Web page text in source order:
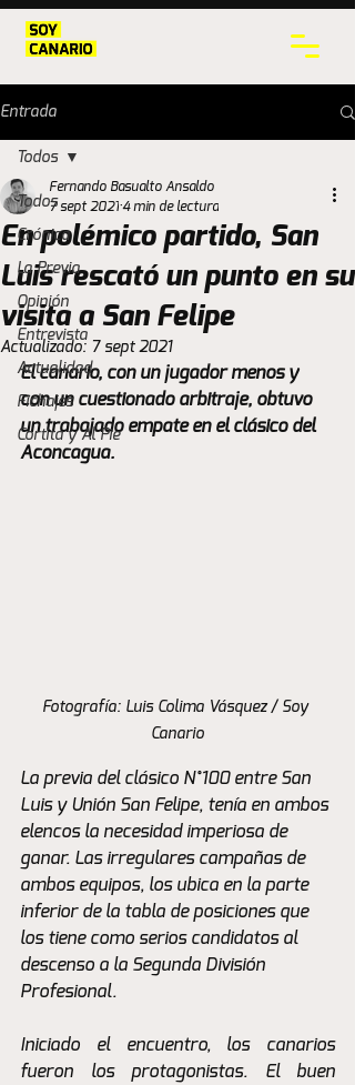
Entrada
Todos
Crónica
La Previa
Opinión
Entrevista
Actualidad
Fichajes
Cortita y Al Pie
Todos
En polémico partido, San
Luis rescató un punto en su
visita a San Felipe
Fernando Basualto Ansaldo
7 sept 2021 4 min de lectura
Actualizado: 7 sept 2021
El canario, con un jugador menos y
con un cuestionado arbitraje, obtuvo
un trabajado empate en el clásico del
Aconcagua.
Fotografía: Luis Colima Vásquez / Soy
Canario
La previa del clásico N°100 entre San
Luis y Unión San Felipe, tenía en ambos
elencos la necesidad imperiosa de
ganar. Las irregulares campañas de
ambos equipos, los ubica en la parte
inferior de la tabla de posiciones que
los tiene como serios candidatos al
descenso a la Segunda División
Profesional.
Iniciado el encuentro, los canarios
fueron los protagonistas. El buen